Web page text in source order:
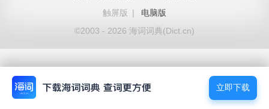
触屏版
|
电脑版
©2003 - 2026 海词词典(Dict.cn)
立即下载
立即下载